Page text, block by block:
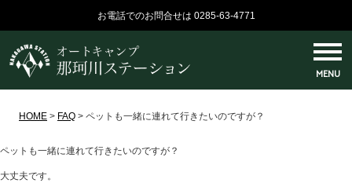
お電話でのお問合せは 0285-63-4771
MENU
HOME > FAQ > ペットも一緒に連れて行きたいのですが？
ペットも一緒に連れて行きたいのですが？
大丈夫です。